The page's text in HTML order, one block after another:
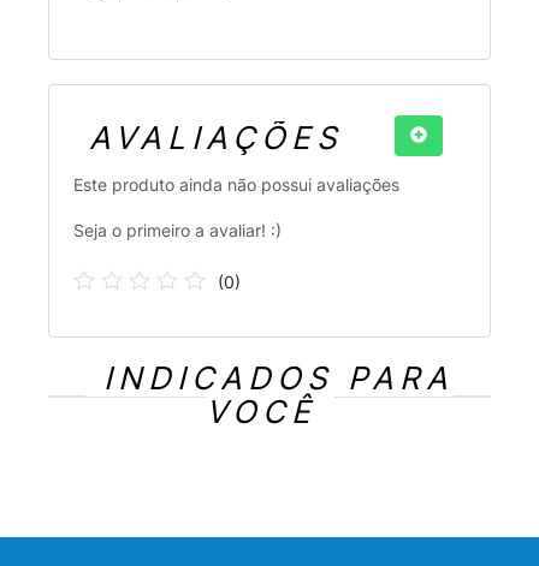
AVALIAÇÕES
Este produto ainda não possui avaliações
Seja o primeiro a avaliar! :)
(0)
INDICADOS PARA
VOCÊ